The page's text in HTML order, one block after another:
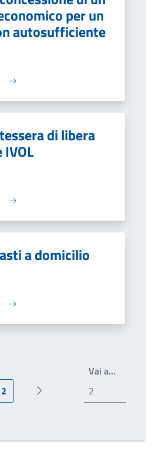
per un
autosufficiente
di libera
a domicilio
attuale
2 Prossima pagina
Vai a…